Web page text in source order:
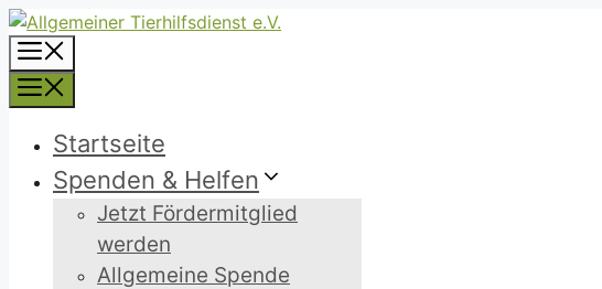
Zum
Inhalt
springen
Startseite
Spenden & Helfen
Jetzt Fördermitglied
werden
Allgemeine Spende